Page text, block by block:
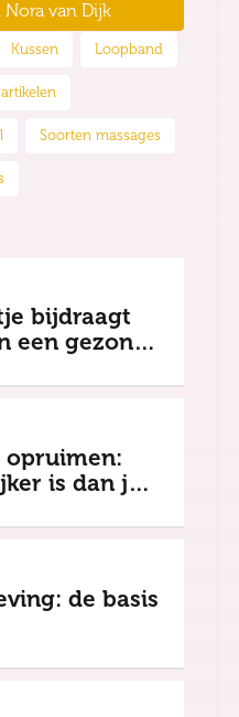
Nora van Dijk
Kussen Loopband
Soorten massages
bijdraagt
een gezonde
opruimen:
is dan je
de basis